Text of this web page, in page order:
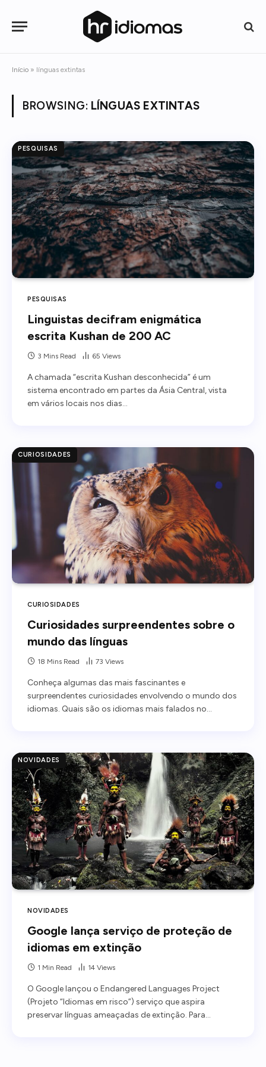
Início » línguas extintas
BROWSING: LÍNGUAS EXTINTAS
PESQUISAS
PESQUISAS
Linguistas decifram enigmática
escrita Kushan de 200 AC
3 Mins Read 65 Views
A chamada “escrita Kushan desconhecida” é um
sistema encontrado em partes da Ásia Central, vista
em vários locais nos dias…
CURIOSIDADES
CURIOSIDADES
Curiosidades surpreendentes sobre o
mundo das línguas
18 Mins Read 73 Views
Conheça algumas das mais fascinantes e
surpreendentes curiosidades envolvendo o mundo dos
idiomas. Quais são os idiomas mais falados no…
NOVIDADES
NOVIDADES
Google lança serviço de proteção de
idiomas em extinção
1 Min Read 14 Views
O Google lançou o Endangered Languages Project
(Projeto “Idiomas em risco”) serviço que aspira
preservar línguas ameaçadas de extinção. Para…